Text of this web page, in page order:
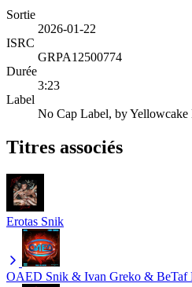
Sortie
2026-01-22
ISRC
GRPA12500774
Durée
3:23
Label
No Cap Label, by
Titres associés
Erotas Snik
OAED Snik & Ivan Greko & BeTaf